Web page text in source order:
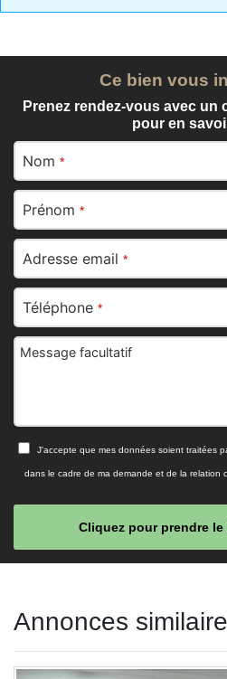
Ce bien vous
Prenez rendez-vous avec un
pour en
Nom *
Prénom *
Adresse email *
Téléphone *
Message facultatif
J'accepte que mes données soient traitées
dans le cadre de ma demande et de la relation
Cliquez pour prendre le
should
Annonces